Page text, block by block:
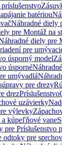
batériou
Náhradné diely
pre Montáž na
diely pre
pre
úsporný model
úsporné
umývadlá
pre drezy
drezPríslušenstvo
uzávierky
výlevky
a kúpeľňové vane
pre Príslušenstvo
odtoky pre